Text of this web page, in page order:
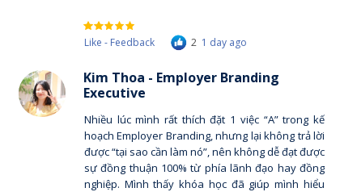
Like - Feedback 2 1 day ago
Nhiều lúc mình rất thích đặt 1 việc “A” trong kế
hoạch Employer Branding, nhưng lại không trả lời
được “tại sao cần làm nó”, nên không dễ đạt được
sự đồng thuận 100% từ phía lãnh đạo hay đồng
nghiệp. Mình thấy khóa học đã giúp mình hiểu
Kim Thoa - Employer Branding
Executive